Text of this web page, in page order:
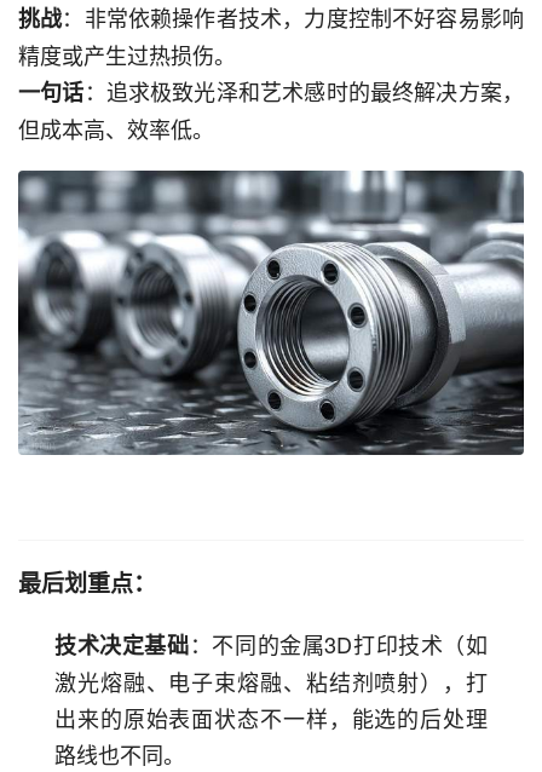
挑战：非常依赖操作者技术，力度控制不好容易影响
精度或产生过热损伤。
一句话：追求极致光泽和艺术感时的最终解决方案，
但成本高、效率低。
最后划重点：
技术决定基础：不同的金属3D打印技术（如
激光熔融、电子束熔融、粘结剂喷射），打
出来的原始表面状态不一样，能选的后处理
路线也不同。